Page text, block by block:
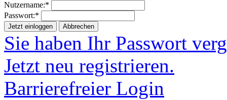
Nutzername:*
Passwort:*
Jetzt einloggen Abbrechen
Sie haben Ihr Passwort
Jetzt neu registrieren.
Barrierefreier Login